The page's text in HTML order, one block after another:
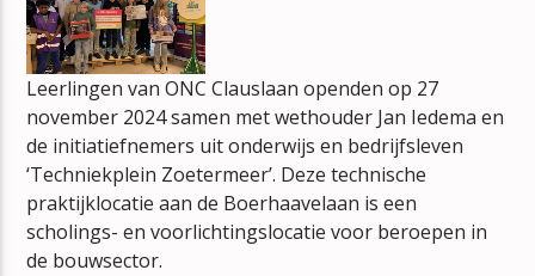
mz-radio
Leerlingen van ONC Clauslaan openden op 27
november 2024 samen met wethouder Jan Iedema en
de initiatiefnemers uit onderwijs en bedrijfsleven
‘Techniekplein Zoetermeer’. Deze technische
praktijklocatie aan de Boerhaavelaan is een
scholings- en voorlichtingslocatie voor beroepen in
de bouwsector.